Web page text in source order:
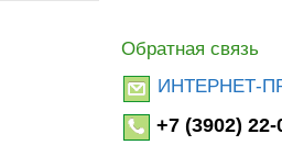
Обратная связь
ИНТЕРНЕТ-
+7 (3902) 22-